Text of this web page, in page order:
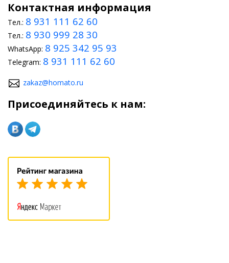
Контактная информация
Тел.: 8 931 111 62 60
Тел.: 8 930 999 28 30
WhatsApp: 8 925 342 95 93
Telegram: 8 931 111 62 60
zakaz@homato.ru
Присоединяйтесь к нам: